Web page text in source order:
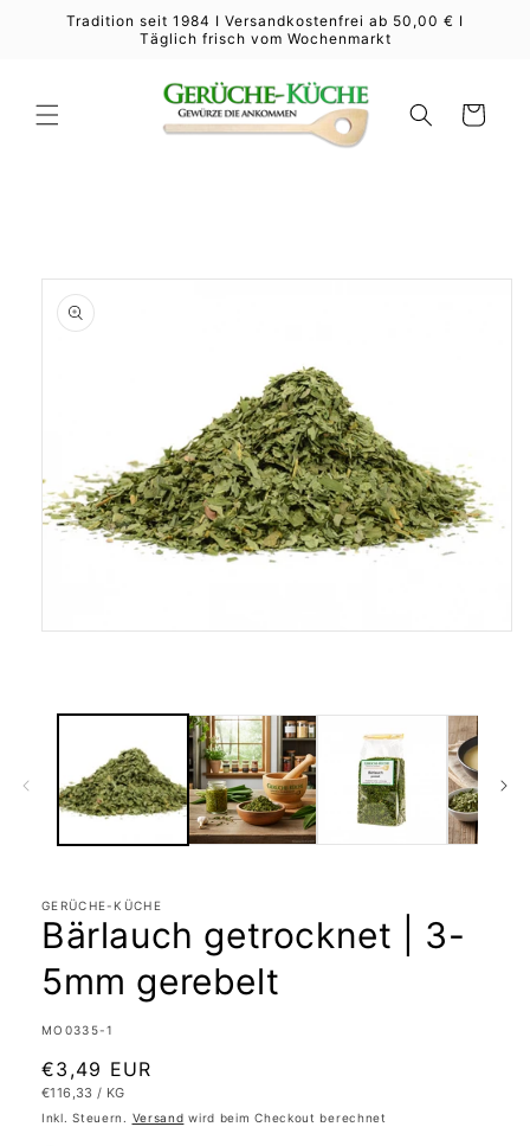
zumTradition seit 1984 I Versandkostenfrei ab 50,00 € I
Täglich frisch vom Wochenmarkt
Warenkorb
öffnen
GERÜCHE-KÜCHE
Bärlauch getrocknet | 3-
5mm gerebelt
SKU:
MO0335-1
Normaler
Preis
€3,49 EUR
GRUNDPREIS
€116,33 / PRO
KG
Inkl. Steuern. Versand wird beim Checkout berechnet